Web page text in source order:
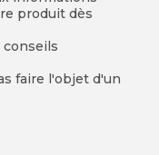
produit dès
faire l'objet d'un